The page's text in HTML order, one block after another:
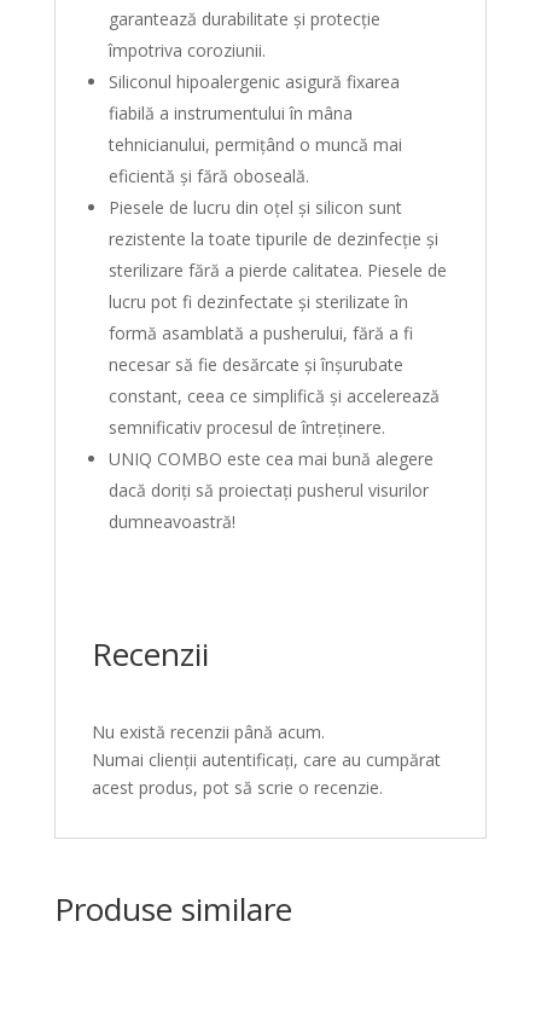
garantează durabilitate și protecție
împotriva coroziunii.
Siliconul hipoalergenic asigură fixarea
fiabilă a instrumentului în mâna
tehnicianului, permițând o muncă mai
eficientă și fără oboseală.
Piesele de lucru din oțel și silicon sunt
rezistente la toate tipurile de dezinfecție și
sterilizare fără a pierde calitatea. Piesele de
lucru pot fi dezinfectate și sterilizate în
formă asamblată a pusherului, fără a fi
necesar să fie desărcate și înșurubate
constant, ceea ce simplifică și accelerează
semnificativ procesul de întreținere.
UNIQ COMBO este cea mai bună alegere
dacă doriți să proiectați pusherul visurilor
dumneavoastră!
Recenzii
Nu există recenzii până acum.
Numai clienții autentificați, care au cumpărat
acest produs, pot să scrie o recenzie.
Produse similare